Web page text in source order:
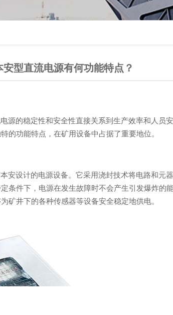
型直流电源有何功能特点？
源的稳定性和安全性直接关系到生产效率和人员安
的功能特点，在矿用设备中占据了重要地位。
安设计的电源设备。 它采用浇封技术将电路和元
条件下，电源在发生故障时不会产生引发爆炸的
矿井下的各种传感器等设备安全稳定地供电。